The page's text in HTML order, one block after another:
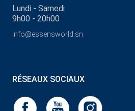
Lundi - Samedi
9h00 - 20h00
info@essensworld.sn
RÉSEAUX SOCIAUX